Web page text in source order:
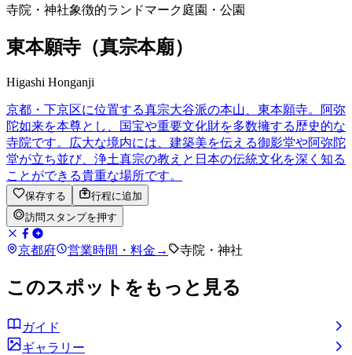
寺院・神社象徴的ランドマーク庭園・公園
東本願寺（真宗本廟）
Higashi Honganji
京都・下京区に位置する真宗大谷派の本山、東本願寺。阿弥
陀如来を本尊とし、国宝や重要文化財を多数擁する歴史的な
寺院です。広大な境内には、建築美を伝える御影堂や阿弥陀
堂が立ち並び、浄土真宗の教えと日本の伝統文化を深く知る
ことができる貴重な場所です。
保存する
行程に追加
訪問スタンプを押す
京都府 営業時間・料金 → 寺院・神社
このスポットをもっと見る
ガイド
ギャラリー